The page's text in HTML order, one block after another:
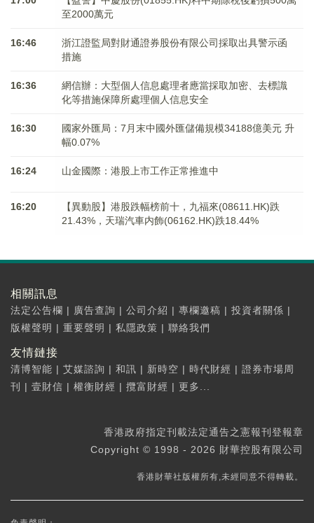
至2000萬元
16:46
浙江證監局對財通證券股份有限公司採取出具警示函
措施
16:36
網信辦：大型個人信息處理者應當採取加密、去標識
化等措施保障所處理個人信息安全
16:30
國家外匯局：7月末中國外匯儲備規模34188億美元 升
幅0.07%
16:24 山金國際：港股上市工作正常推進中
16:20
【異動股】港股跌幅榜前十，九福來(08611.HK)跌
21.43%，天瑞汽車内飾(06162.HK)跌18.44%
相關訊息
法定公告欄 | 廣告查詢 | 公司介紹 | 專欄邀稿 | 投資者關係 |
版權聲明 | 重要聲明 | 私隱政策 | 聯絡我們
友情鏈接
清博智能 | 艾媒諮詢 | 和訊 | 新時空 | 時代財經 | 證券市場周
刊
| 壹財信 | 權衡財經 | 攬富財經 | 更多...
香港政府指定刊載法定通告之憲報刊登報章
Copyright © 1998 - 2026 財華控股有限公司
香港財華社版權所有,未經同意不得轉載。